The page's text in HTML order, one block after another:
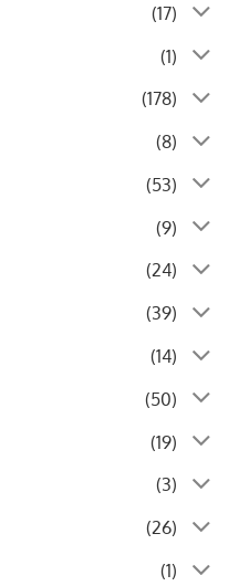
(17)
(1)
(178)
(8)
(53)
(9)
(24)
(39)
(14)
(50)
(19)
(3)
(26)
(1)